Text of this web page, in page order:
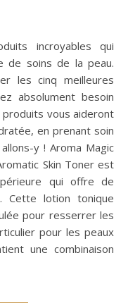
de soins de la peau.
les cinq meilleures
absolument besoin
vous aideront
en prenant soin
y ! Aroma Magic
Skin Toner est
qui offre de
Cette lotion tonique
pour resserrer les
pour les peaux
une combinaison